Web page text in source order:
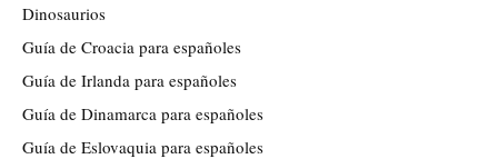
Dinosaurios
Guía de Croacia para españoles
Guía de Irlanda para españoles
Guía de Dinamarca para españoles
Guía de Eslovaquia para españoles